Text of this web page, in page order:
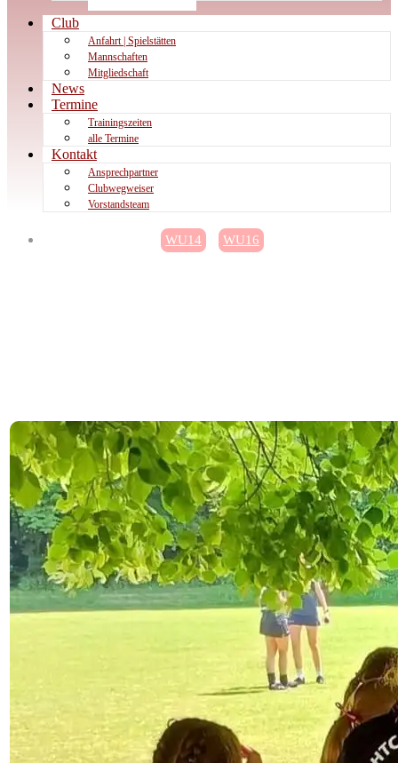
Club
Anfahrt | Spielstätten
Mannschaften
Mitgliedschaft
News
Termine
Trainingszeiten
alle Termine
Kontakt
Ansprechpartner
Clubwegweiser
Vorstandsteam
WU14 WU16